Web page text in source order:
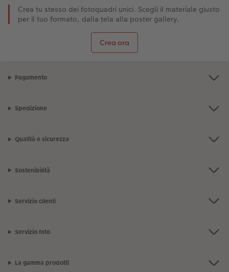
Crea tu stesso dei fotoquadri unici. Scegli il materiale giusto
per il tuo formato, dalla tela alla poster gallery.
Crea ora
Pagamento
Spedizione
Qualità e sicurezza
Sostenibilità
Servizio clienti
Servizio foto
La gamma prodotti